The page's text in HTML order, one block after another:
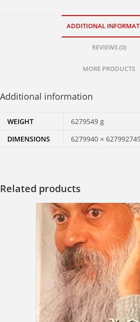
ADDITIONAL
REVIEWS (0)
MORE PRODUCTS
Additional information
WEIGHT
6279549 g
DIMENSIONS
6279940 ×
Related products